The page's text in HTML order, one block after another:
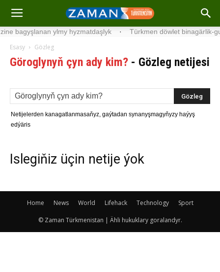
bagyşlanan ylmy hyzmatdaşlyk Türkmen döwlet binagärlik-
Esasy Gözleg
Göroglynyň çyn ady kim? - Gözleg netijesi
Netijelerden kanagatlanmasaňyz, gaýtadan synanyşmagyňyzy haýyş
edýäris
Islegiňiz üçin netije ýok
Home News World Lifehack Technology Sport
© Zaman Türkmenistan | Ähli hukuklary goralandyr.